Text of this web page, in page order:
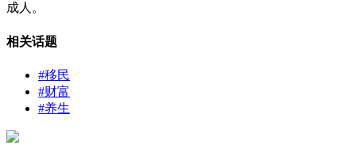
成人。
相关话题
#移民
#财富
#养生